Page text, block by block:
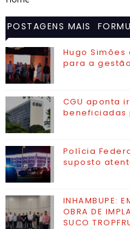
POSTAGENS MAIS
VISITADAS
Hugo
para a
CGU aponta
beneficiadas
Polícia
suposto
INHAMBUPE:
OBRA DE
SUCO